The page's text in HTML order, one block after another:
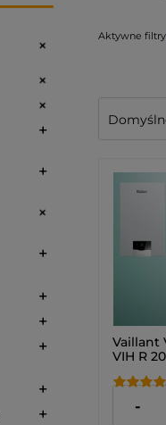
Aktywne
Vaillant
VIH R
zestaw
dach
11-